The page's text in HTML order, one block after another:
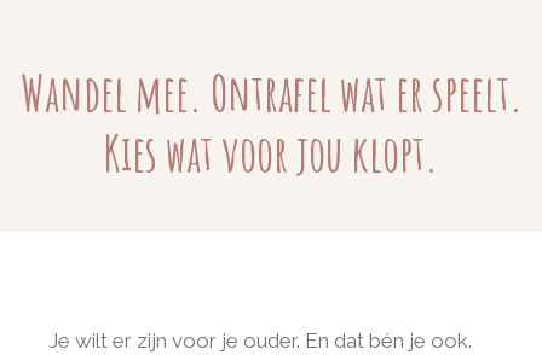
Wandel mee. Ontrafel wat er speelt.
Kies wat voor jou klopt.
Je wilt er zijn voor je ouder. En dat bén je ook.